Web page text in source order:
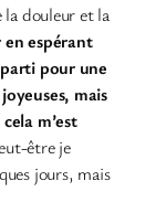
la douleur et la
en espérant
parti pour une
mais
m’est
être je
jours, mais